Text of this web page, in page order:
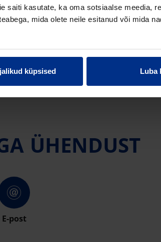
saiti kasutate, ka oma sotsiaalse meedia,
mida olete neile esitanud või mida
küpsised Luba
ÜHENDUST
E-post